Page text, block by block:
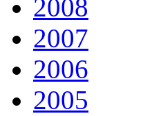
2008
2007
2006
2005